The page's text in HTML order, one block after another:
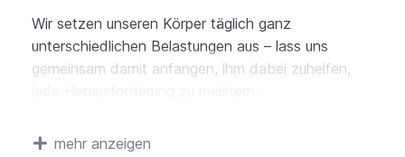
Wir setzen unseren Körper täglich ganz
unterschiedlichen Belastungen aus – lass uns
gemeinsam damit anfangen, ihm dabei zuhelfen,
In diesem digitalen Präventionskurs lernst du mit
mehr anzeigen